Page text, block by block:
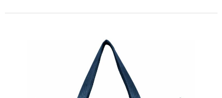
Minimale afname: 11